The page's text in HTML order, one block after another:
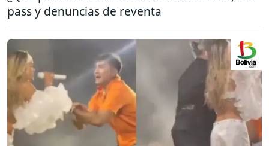
pass y denuncias de reventa